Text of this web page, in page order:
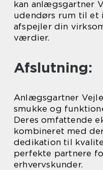
kan anlægsgartner
udendørs rum til et
afspejler din
værdier.
Afslutning:
Anlægsgartner
smukke og
Deres omfattende
kombineret med
dedikation til
perfekte partnere
erhvervskunder.